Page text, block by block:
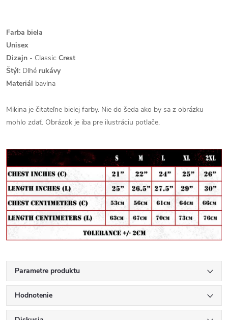
Farba biela
Unisex
Dizajn - Classic Crest
Štýl: Dlhé rukávy
Materiál bavlna
Mikina je čitateľne bielej farby. Nie do šeda ako by sa z obrázku
mohlo zdať. Obrázok je iba pre ilustráciu potlače.
Parametre produktu
Hodnotenie